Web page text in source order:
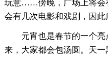
玩意……傍晚，广场上将会
会有几次电影和戏剧，因此
元宵也是春节的一个
来，大家都会包汤圆。天